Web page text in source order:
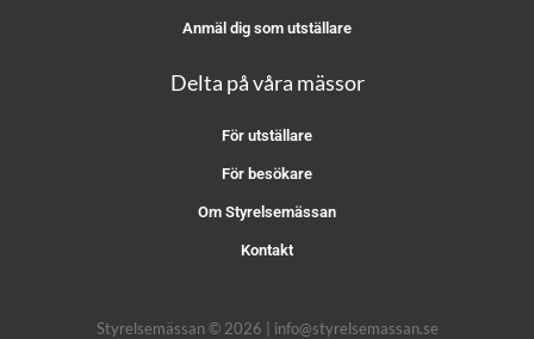
Anmäl dig som utställare
Delta på våra mässor
För utställare
För besökare
Om Styrelsemässan
Kontakt
Styrelsemässan © 2026 | info@styrelsemassan.se